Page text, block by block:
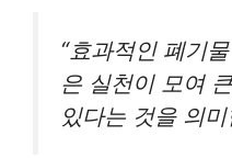
“효과적인 폐기
은 실천이 모여
있다는 것을 의미